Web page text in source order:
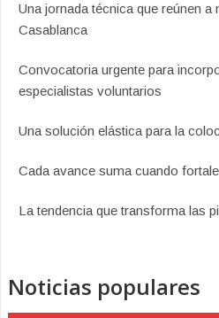
Una jornada técnica que reúnen
Casablanca
Convocatoria urgente para
especialistas voluntarios
Una solución elástica para la
Cada avance suma cuando
La tendencia que transforma las
Noticias populares